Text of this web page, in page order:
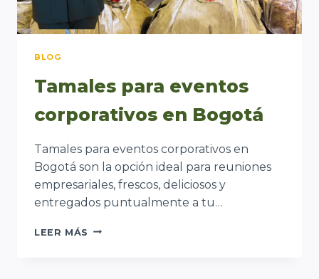
BLOG
Tamales para eventos
corporativos en Bogotá
Tamales para eventos corporativos en
Bogotá son la opción ideal para reuniones
empresariales, frescos, deliciosos y
entregados puntualmente a tu…
LEER MÁS TAMALES